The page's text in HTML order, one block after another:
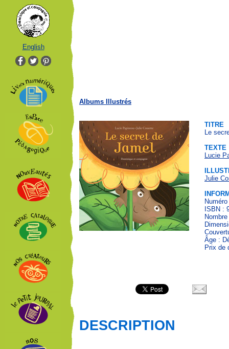
English
Albums Illustrés
TITRE
Le
TEXTE
Lucie
Julie
ISBN :
Âge :
Prix de
DESCRIPTION